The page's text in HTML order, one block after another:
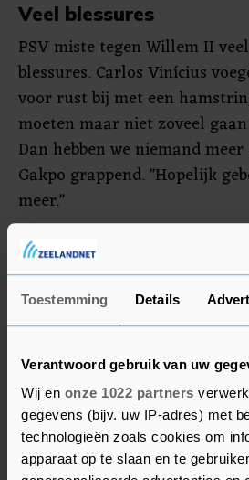
Toestemming Details
Verantwoord gebruik van uw
Wij en onze 1022 partners
gegevens (bijv. uw IP-adres) met
technologieën zoals cookies om
apparaat op te slaan en te
Veel blessures
PSV miste tegen Willem II
blessures. Carlos Vinícius
voor rust bij met een
moeten maar niet zoveel
Dan hebben we niemand
Gakpo grappend. "Hopelijk
meer."
PSV heeft, met nog drie
achterstand van 4 punten op
week spelen de Eindhovenaren
Feyenoord, terwijl Ajax op
Feyenoord. Daarna moeten we
kijken. Hopelijk worden het
spannende speelronden."